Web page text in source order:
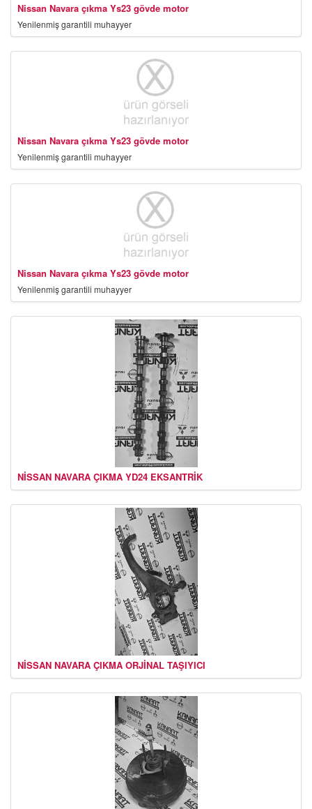
Nissan Navara çıkma Ys23 gövde motor
Yenilenmiş garantili muhayyer
Nissan Navara çıkma Ys23 gövde motor
Yenilenmiş garantili muhayyer
Nissan Navara çıkma Ys23 gövde motor
Yenilenmiş garantili muhayyer
NİSSAN NAVARA ÇIKMA YD24 EKSANTRİK
NİSSAN NAVARA ÇIKMA ORJİNAL TAŞIYICI